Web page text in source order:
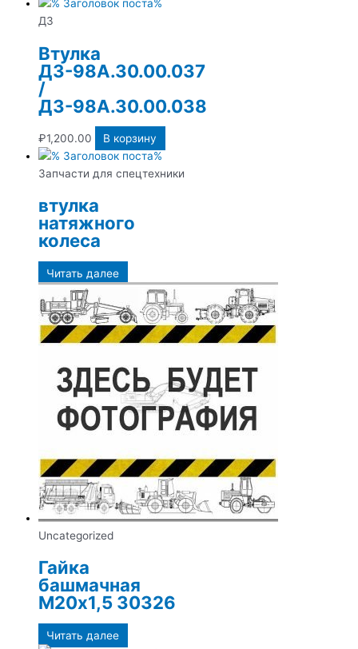
ДЗ
Втулка
ДЗ-98А.30.00.037
/
ДЗ-98А.30.00.038
₽1,200.00 В корзину
Запчасти для спецтехники
втулка
натяжного
колеса
Читать далее
Uncategorized
Гайка
башмачная
М20х1,5 30326
Читать далее